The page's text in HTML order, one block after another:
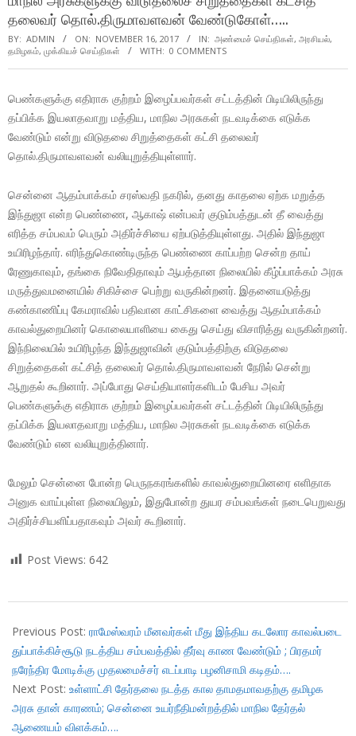
தலைவர் தொல்.திருமாவளவன் வேண்டுகோள்…..
BY: ADMIN ON: NOVEMBER 16, 2017 IN: அண்மைச் செய்திகள், அரசியல்,
தமிழகம், முக்கியச் செய்திகள் WITH: 0 COMMENTS
பெண்களுக்கு எதிராக குற்றம் இழைப்பவர்கள் சட்டத்தின் பிடியிலிருந்து
தப்பிக்க இயலாதவாறு மத்திய, மாநில அரசுகள் நடவடிக்கை எடுக்க
வேண்டும் என்று விடுதலை சிறுத்தைகள் கட்சி தலைவர்
தொல்.திருமாவளவன் வலியுறுத்தியுள்ளார்.
சென்னை ஆதம்பாக்கம் சரஸ்வதி நகரில், தனது காதலை ஏற்க மறுத்த
இந்துஜா என்ற பெண்ணை, ஆகாஷ் என்பவர் குடும்பத்துடன் தீ வைத்து
எரித்த சம்பவம் பெரும் அதிர்ச்சியை ஏற்படுத்தியுள்ளது. அதில் இந்துஜா
உயிரிழந்தார். எரிந்துகொண்டிருந்த பெண்ணை காப்பற்ற சென்ற தாய்
ரேணுகாவும், தங்கை நிவேதிதாவும் ஆபத்தான நிலையில் கீழ்ப்பாக்கம் அரசு
மருத்துவமனையில் சிகிச்சை பெற்று வருகின்றனர். இதனையடுத்து
கண்காணிப்பு கேமராவில் பதிவான காட்சிகளை வைத்து ஆதம்பாக்கம்
காவல்துறையினர் கொலையாளியை கைது செய்து விசாரித்து வருகின்றனர்.
இந்நிலையில் உயிரிழந்த இந்துஜாவின் குடும்பத்திற்கு விடுதலை
சிறுத்தைகள் கட்சித் தலைவர் தொல்.திருமாவளவன் நேரில் சென்று
ஆறுதல் கூறினார். அப்போது செய்தியாளர்களிடம் பேசிய அவர்
பெண்களுக்கு எதிராக குற்றம் இழைப்பவர்கள் சட்டத்தின் பிடியிலிருந்து
தப்பிக்க இயலாதவாறு மத்திய, மாநில அரசுகள் நடவடிக்கை எடுக்க
வேண்டும் என வலியுறுத்தினார்.
மேலும் சென்னை போன்ற பெருநகரங்களில் காவல்துறையினரை எளிதாக
அனுக வாய்புள்ள நிலையிலும், இதுபோன்ற துயர சம்பவங்கள் நடைபெறுவது
அதிர்ச்சியளிப்பதாகவும் அவர் கூறினார்.
Post Views: 642
11-
16
Previous Post: ராமேஸ்வரம் மீனவர்கள் மீது இந்திய கடலோர காவல்படை
துப்பாக்கிச்சூடு நடத்திய சம்பவத்தில் தீர்வு காண வேண்டும் ; பிரதமர்
நரேந்திர மோடிக்கு முதலமைச்சர் எடப்பாடி பழனிசாமி கடிதம்….
Next Post: உள்ளாட்சி தேர்தலை நடத்த கால தாமதமாவதற்கு தமிழக
அரசு தான் காரணம்; சென்னை உயர்நீதிமன்றத்தில் மாநில தேர்தல்
ஆணையம் விளக்கம்….